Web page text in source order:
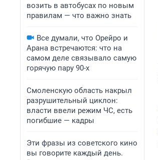
возить в автобусах по новым
правилам — что важно знать
Все думали, что Орейро и
Арана встречаются: что на
самом деле связывало самую
горячую пару 90-х
Смоленскую область накрыл
разрушительный циклон:
власти ввели режим ЧС, есть
погибшие — кадры
Эти фразы из советского кино
вы говорите каждый день.